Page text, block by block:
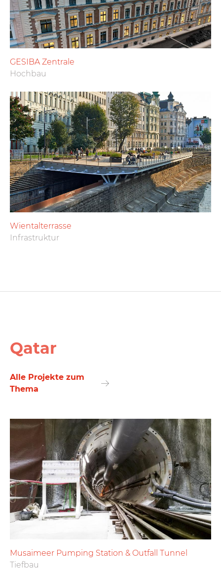
GESIBA Zentrale
Hochbau
Wientalterrasse
Infrastruktur
Qatar
Alle Projekte zum
Thema
Musaimeer Pumping Station & Outfall Tunnel
Tiefbau